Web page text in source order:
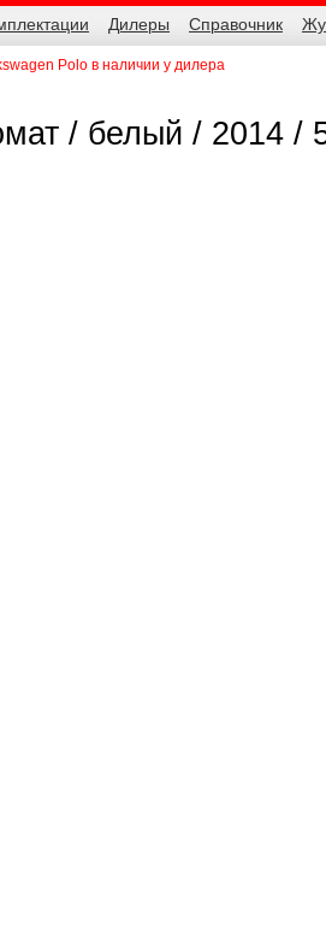
Дилеры Справочник
Polo в наличии у дилера
/ белый / 2014 /